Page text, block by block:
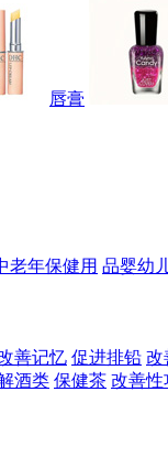
唇膏
老年保健用 品婴幼
善记忆 促进排铅 改
酒类 保健茶 改善性